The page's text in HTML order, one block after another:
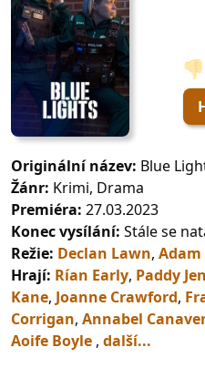
👎
Originální název: Blue
Žánr: Krimi, Drama
Premiéra: 27.03.2023
Konec vysílání: Stále se
Režie: Declan Lawn,
Hrají: Rían Early, Paddy
Kane, Joanne Crawford,
Corrigan, Annabel
Aoife Boyle , další...